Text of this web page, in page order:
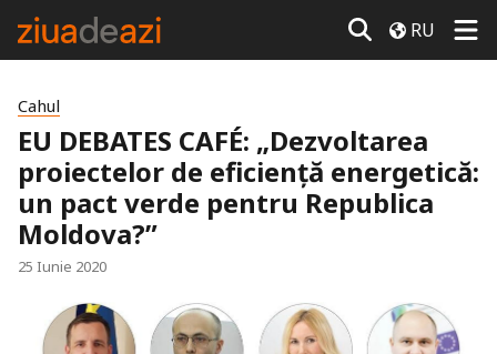
RU
Cahul
EU DEBATES CAFÉ: „Dezvoltarea
proiectelor de eficiență energetică:
un pact verde pentru Republica
Moldova?”
25 Iunie 2020